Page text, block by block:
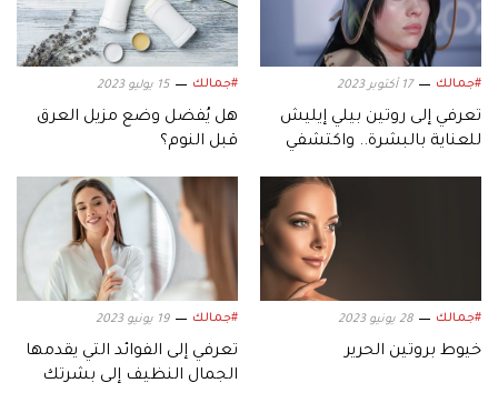
#جمالك 17 أكتوبر 2023
تعرفي إلى روتين بيلي إيليش
للعناية بالبشرة.. واكتشفي
#جمالك 15 يوليو 2023
هل يُفضل وضع مزيل العرق
قبل النوم؟
#جمالك 28 يونيو 2023
خيوط بروتين الحرير
#جمالك 19 يونيو 2023
تعرفي إلى الفوائد التي يقدمها
الجمال النظيف إلى بشرتك